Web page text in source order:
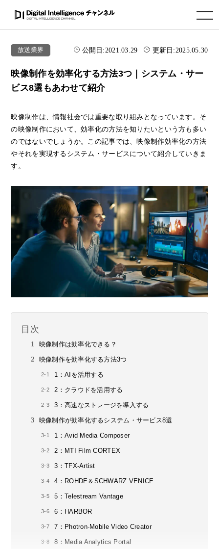
toggle navigation
放送業界 公開日:2021.03.29 更新日:2025.05.30
映像制作を効率化する方法3つ｜システム・サー
ビス8選もあわせて紹介
映像制作は、情報社会では重要な取り組みとなっています。そ
の映像制作において、効率化の方法を知りたいという方も多い
のではないでしょうか。この記事では、映像制作効率化の方法
やそれを実現するシステム・サービスについて紹介していきま
す。
目次
映像制作は効率化できる？
映像制作を効率化する方法3つ
1：AIを活用する
2：クラウドを活用する
3：高速なストレージを導入する
映像制作が効率化するシステム・サービス8選
1：Avid Media Composer
2：MTI Film CORTEX
3：TFX-Artist
4：ROHDE＆SCHWARZ VENICE
5：Telestream Vantage
6：HARBOR
7：Photron-Mobile Video Creator
8：Media Analytics Portal